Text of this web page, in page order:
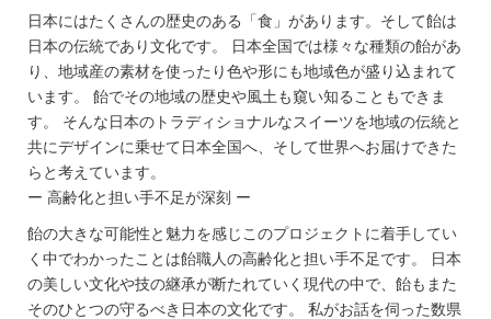
日本にはたくさんの歴史のある「食」があります。そして飴は
日本の伝統であり文化です。 日本全国では様々な種類の飴があ
り、地域産の素材を使ったり色や形にも地域色が盛り込まれて
います。 飴でその地域の歴史や風土も窺い知ることもできま
す。 そんな日本のトラディショナルなスイーツを地域の伝統と
共にデザインに乗せて日本全国へ、そして世界へお届けできた
らと考えています。
ー 高齢化と担い手不足が深刻 ー
飴の大きな可能性と魅力を感じこのプロジェクトに着手してい
く中でわかったことは飴職人の高齢化と担い手不足です。 日本
の美しい文化や技の継承が断たれていく現代の中で、飴もまた
そのひとつの守るべき日本の文化です。 私がお話を伺った数県